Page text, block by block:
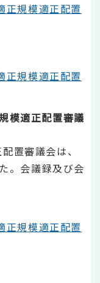
正規模適正配置
正規模適正配置
模適正配置審議
置審議会は、
。会議録及び会
正規模適正配置